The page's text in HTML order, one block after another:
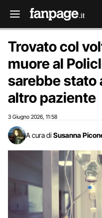
Trovato col
muore al
sarebbe stato
altro paziente
3 Giugno 2026 11:58
A cura di Susanna